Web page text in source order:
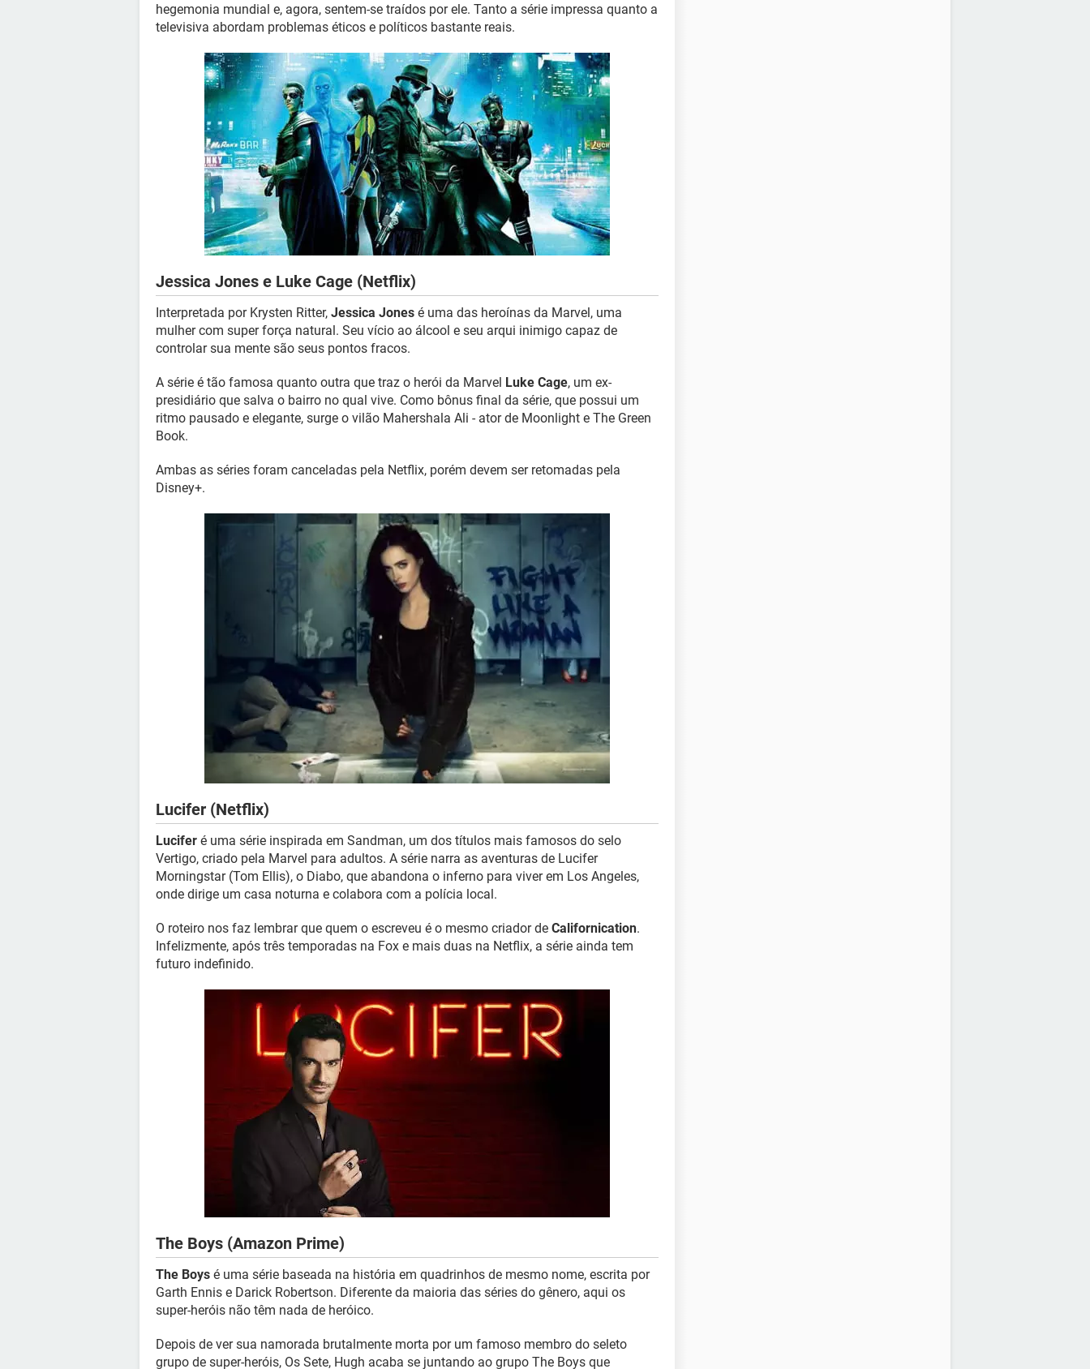
hegemonia mundial e, agora, sentem-se traídos por ele. Tanto a série impressa quanto a
televisiva abordam problemas éticos e políticos bastante reais.
Jessica Jones e Luke Cage (Netflix)
Interpretada por Krysten Ritter, Jessica Jones é uma das heroínas da Marvel, uma
mulher com super força natural. Seu vício ao álcool e seu arqui inimigo capaz de
controlar sua mente são seus pontos fracos.
A série é tão famosa quanto outra que traz o herói da Marvel Luke Cage, um ex-
presidiário que salva o bairro no qual vive. Como bônus final da série, que possui um
ritmo pausado e elegante, surge o vilão Mahershala Ali - ator de Moonlight e The Green
Book.
Ambas as séries foram canceladas pela Netflix, porém devem ser retomadas pela
Disney+.
Lucifer (Netflix)
Lucifer é uma série inspirada em Sandman, um dos títulos mais famosos do selo
Vertigo, criado pela Marvel para adultos. A série narra as aventuras de Lucifer
Morningstar (Tom Ellis), o Diabo, que abandona o inferno para viver em Los Angeles,
onde dirige um casa noturna e colabora com a polícia local.
O roteiro nos faz lembrar que quem o escreveu é o mesmo criador de Californication.
Infelizmente, após três temporadas na Fox e mais duas na Netflix, a série ainda tem
futuro indefinido.
The Boys (Amazon Prime)
The Boys é uma série baseada na história em quadrinhos de mesmo nome, escrita por
Garth Ennis e Darick Robertson. Diferente da maioria das séries do gênero, aqui os
super-heróis não têm nada de heróico.
Depois de ver sua namorada brutalmente morta por um famoso membro do seleto
grupo de super-heróis, Os Sete, Hugh acaba se juntando ao grupo The Boys que